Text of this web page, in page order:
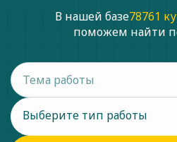
В нашей базе78761
поможем найти
Выберите тип работы